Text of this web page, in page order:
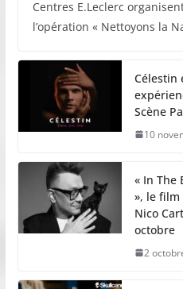
Centres E.Leclerc
l’opération « Nettoyons la
Célestin
Scène
10
« In The
», le film
Nico
octobre
2